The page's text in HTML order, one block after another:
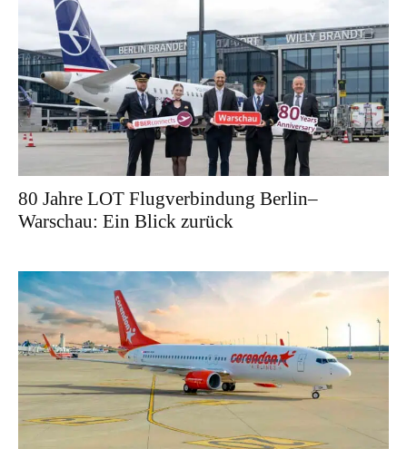
80 Jahre LOT Flugverbindung Berlin–
Warschau: Ein Blick zurück